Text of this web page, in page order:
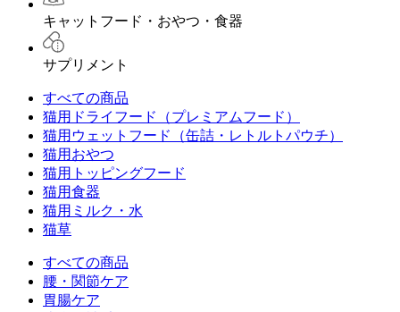
キャットフード・おやつ・食器
サプリメント
すべての商品
猫用ドライフード（プレミアムフード）
猫用ウェットフード（缶詰・レトルトパウチ）
猫用おやつ
猫用トッピングフード
猫用食器
猫用ミルク・水
猫草
すべての商品
腰・関節ケア
胃腸ケア